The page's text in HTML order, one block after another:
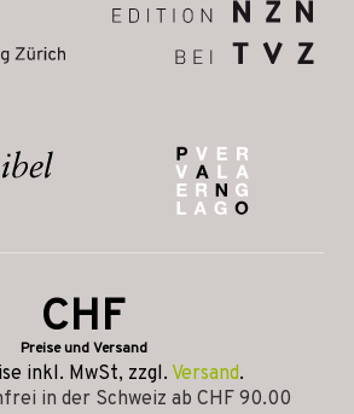
CHF
Preise und Versand
inkl. MwSt, zzgl. Versand.
in der Schweiz ab CHF 90.00